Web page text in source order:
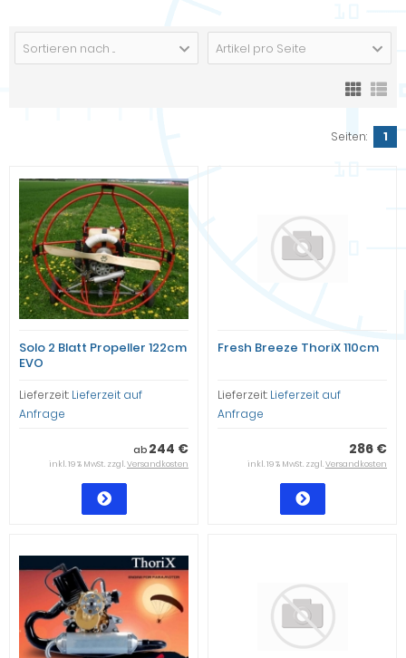
Sortieren nach ... Artikel pro Seite
Seiten: 1
Solo 2 Blatt Propeller 122cm
EVO
Lieferzeit: Lieferzeit auf
Anfrage
ab 244 €
inkl. 19 % MwSt. zzgl.Versandkosten
Fresh Breeze ThoriX 110cm
Lieferzeit: Lieferzeit auf
Anfrage
286 €
inkl. 19 % MwSt. zzgl.Versandkosten